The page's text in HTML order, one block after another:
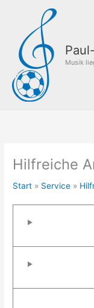
springen
Musik
Hilfreiche
Start Service